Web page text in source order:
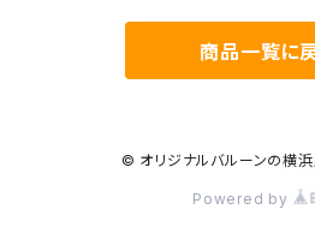
キャンバスバルーン
ポラリス(Polaris Film Balloon)
商品一覧に
© オリジナルバルーンの横浜
Powered by